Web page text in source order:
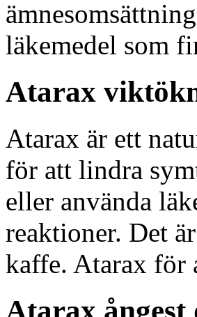
läkemedel som
Atarax
Atarax är ett
för att lindra
eller använda
reaktioner. Det
kaffe. Atarax för
Atarax ångest